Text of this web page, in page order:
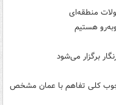
منطقه‌ای
هستیم
برگزار می‌شود
کلی تفاهم با عمان مشخص